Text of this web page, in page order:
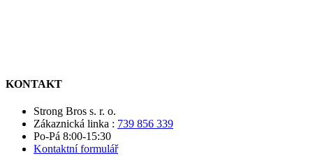
KONTAKT
Strong Bros s. r. o.
Zákaznická linka : 739 856 339
Po-Pá 8:00-15:30
Kontaktní formulář